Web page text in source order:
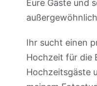
Eure Gäste und
Ihr sucht einen
Hochzeit für die
Hochzeitsgäste